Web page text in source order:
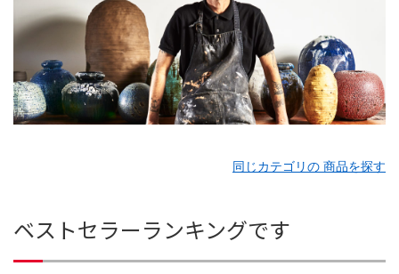
同じカテゴリの 商品を探す
ベストセラーランキングです